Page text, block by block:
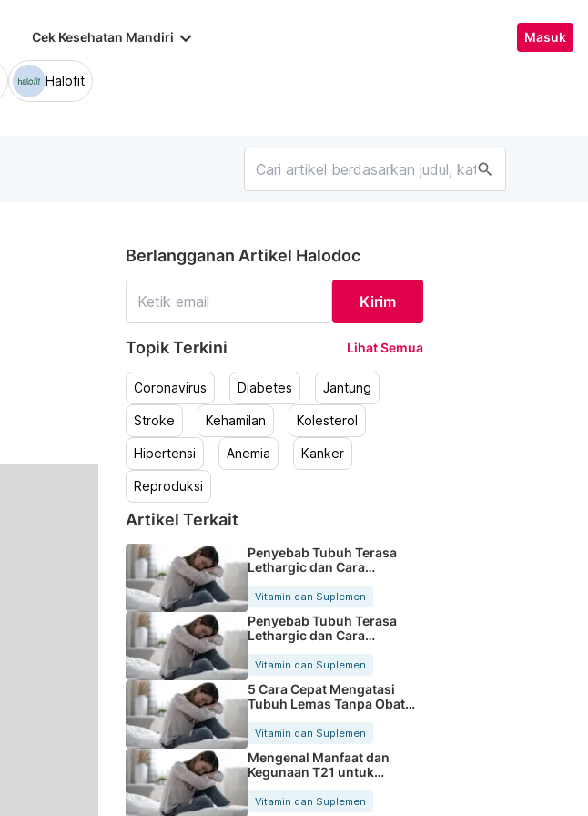
Cek Kesehatan Mandiri keyboard_arrow_down Masuk
Halofit
search
Berlangganan Artikel Halodoc
Kirim
Topik Terkini Lihat Semua
Coronavirus Diabetes Jantung
Stroke Kehamilan Kolesterol
Hipertensi Anemia Kanker
Reproduksi
Artikel Terkait
Penyebab Tubuh Terasa
Lethargic dan Cara
Vitamin dan Suplemen
Penyebab Tubuh Terasa
Lethargic dan Cara
Vitamin dan Suplemen
5 Cara Cepat Mengatasi
Tubuh Lemas Tanpa Obat
Vitamin dan Suplemen
Mengenal Manfaat dan
Kegunaan T21 untuk
Vitamin dan Suplemen